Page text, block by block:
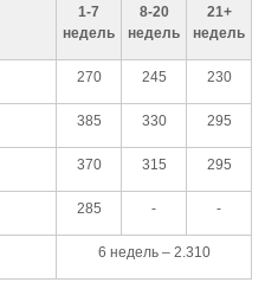
1-7
недель
8-20
недель
21+
недель
270 245 230
385 330 295
370 315 295
285 - -
6 недель – 2.310